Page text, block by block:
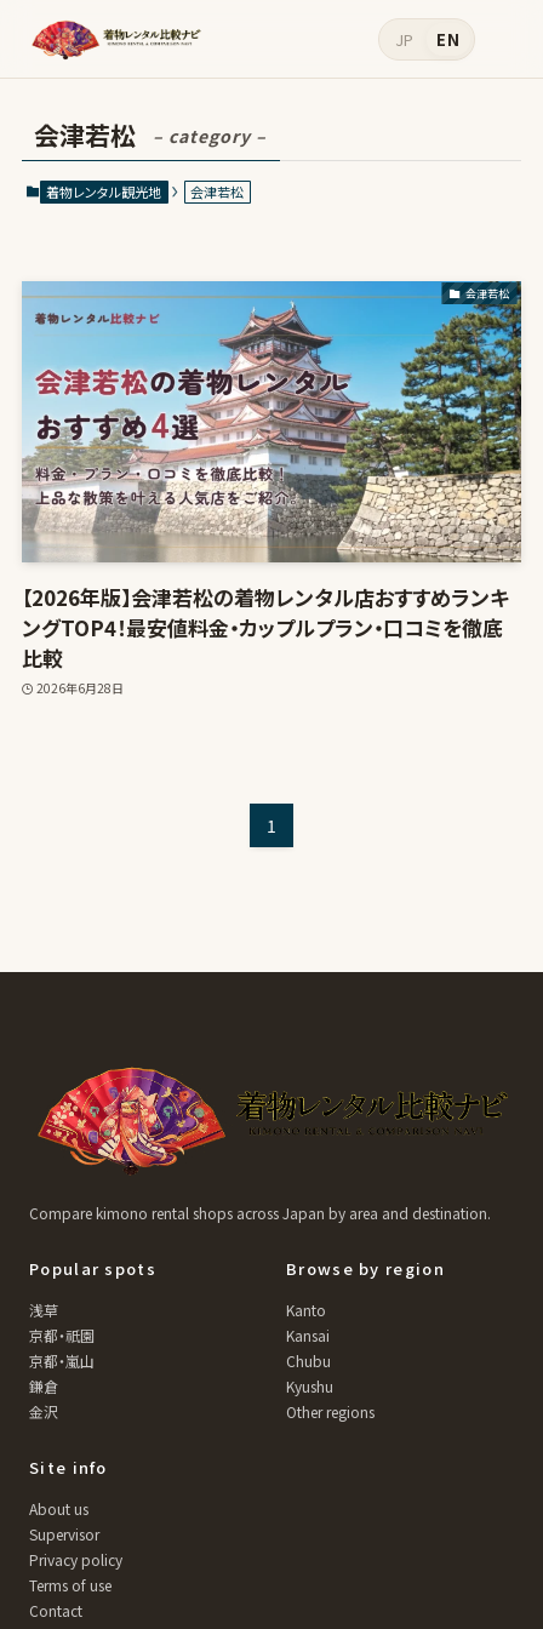
JP EN
会津若松 – category –
着物レンタル観光地 会津若松
会津若松
【2026年版】会津若松の着物レンタル店おすすめランキ
ングTOP4！最安値料金・カップルプラン・口コミを徹底
比較
2026年6月28日
1
Compare kimono rental shops across Japan by area and destination.
Popular spots
浅草
京都・祇園
京都・嵐山
鎌倉
金沢
Browse by region
Kanto
Kansai
Chubu
Kyushu
Other regions
Site info
About us
Supervisor
Privacy policy
Terms of use
Contact